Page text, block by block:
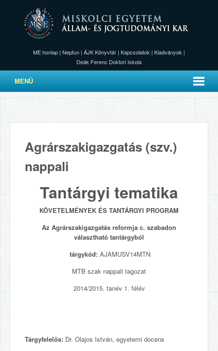
ME honlap | Neptun | ÁJK Könyvtár | Kapcsolatok | Kiadványok |
Deák Ferenc Doktori Iskola
MENÜ
Agrárszakigazgatás (szv.)
nappali
Tantárgyi tematika
KÖVETELMÉNYEK ÉS TANTÁRGYI PROGRAM
Az Agrárszakigazgatás reformja c. szabadon
választható tantárgyból
tárgykód: AJAMUSV14MTN
MTB szak nappali tagozat
2014/2015. tanév 1. félév
Tárgyfelelős: Dr. Olajos István, egyetemi docens